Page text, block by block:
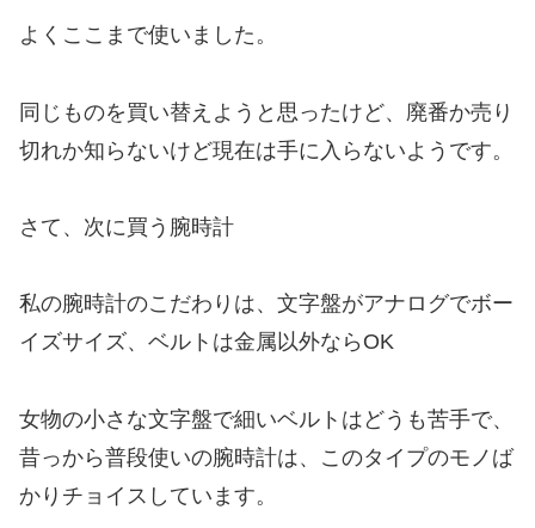
よくここまで使いました。
同じものを買い替えようと思ったけど、廃番か売り
切れか知らないけど現在は手に入らないようです。
さて、次に買う腕時計
私の腕時計のこだわりは、文字盤がアナログでボー
イズサイズ、ベルトは金属以外ならOK
女物の小さな文字盤で細いベルトはどうも苦手で、
昔っから普段使いの腕時計は、このタイプのモノば
かりチョイスしています。